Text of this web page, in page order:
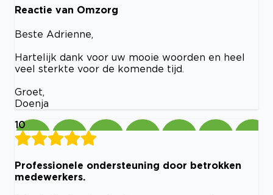
Reactie van Omzorg
Beste Adrienne,
Hartelijk dank voor uw mooie woorden en heel
veel sterkte voor de komende tijd.
Groet,
Doenja
10
Professionele ondersteuning door betrokken
medewerkers.